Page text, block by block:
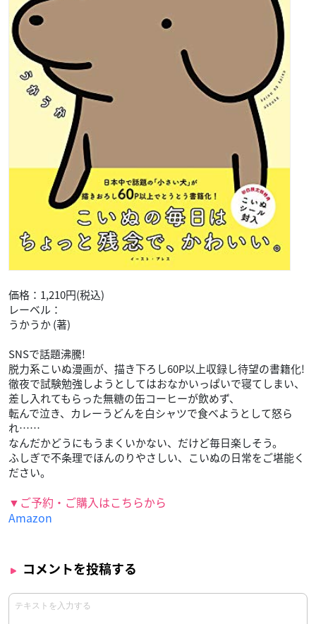
価格：1,210円(税込)
レーベル：
うかうか (著)
SNSで話題沸騰!
脱力系こいぬ漫画が、描き下ろし60P以上収録し待望の書籍化!
徹夜で試験勉強しようとしてはおなかいっぱいで寝てしまい、
差し入れてもらった無糖の缶コーヒーが飲めず、
転んで泣き、カレーうどんを白シャツで食べようとして怒ら
れ……
なんだかどうにもうまくいかない、だけど毎日楽しそう。
ふしぎで不条理でほんのりやさしい、こいぬの日常をご堪能く
ださい。
▼ご予約・ご購入はこちらから
Amazon
コメントを投稿する